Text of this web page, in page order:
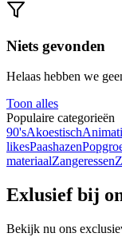
Niets gevonden
Helaas hebben we
Toon alles
Populaire categorieën
90'sAkoestisch
likesPaashazen
materiaalZangeressen
Exlusief bij
Bekijk nu ons